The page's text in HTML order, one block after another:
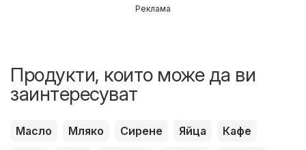
Реклама
Продукти, които може да ви
заинтересуват
Масло Мляко Сирене Яйца
Кафе